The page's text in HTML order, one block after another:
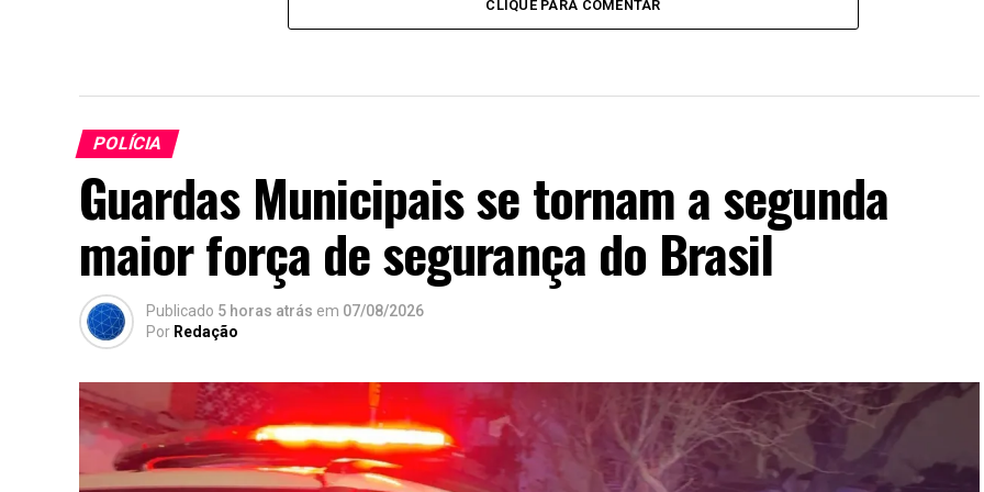
CLIQUE PARA COMENTAR
POLÍCIA
Guardas Municipais se tornam a segunda
maior força de segurança do Brasil
Publicado 5 horas atrás em 07/08/2026
Por Redação